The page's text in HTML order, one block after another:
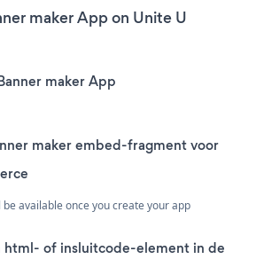
maker App on Unite U
maker App
maker embed-fragment voor
be available once you create your app
html- of insluitcode-element in de